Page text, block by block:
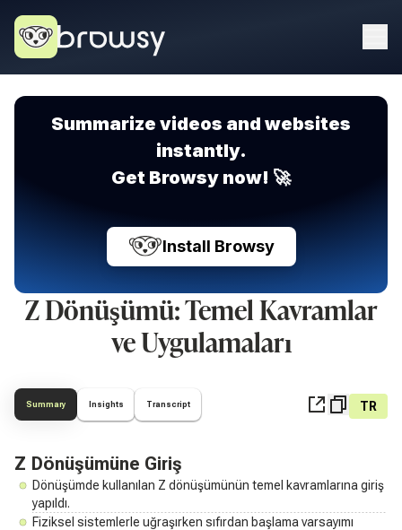
Summarize videos and websites
instantly.
Get Browsy now! 🚀
Install Browsy
Z Dönüşümü: Temel Kavramlar
ve Uygulamaları
Summary Insights Transcript TR
Z Dönüşümüne Giriş
Dönüşümde kullanılan Z dönüşümünün temel kavramlarına giriş
yapıldı.
Fiziksel sistemlerle uğraşırken sıfırdan başlama varsayımı